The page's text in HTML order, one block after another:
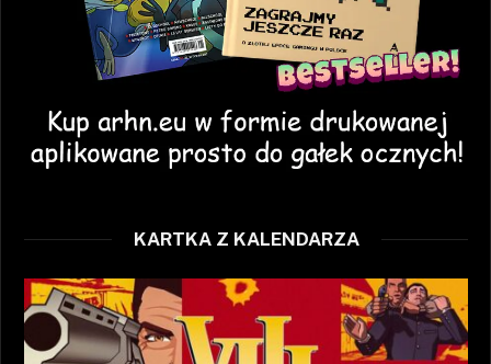
KARTKA Z KALENDARZA